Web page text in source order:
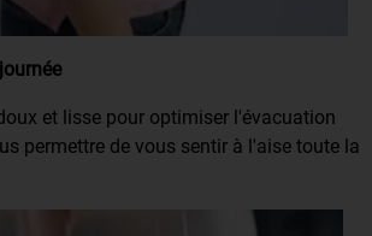
et lisse pour optimiser l'évacuation
permettre de vous sentir à l'aise toute la